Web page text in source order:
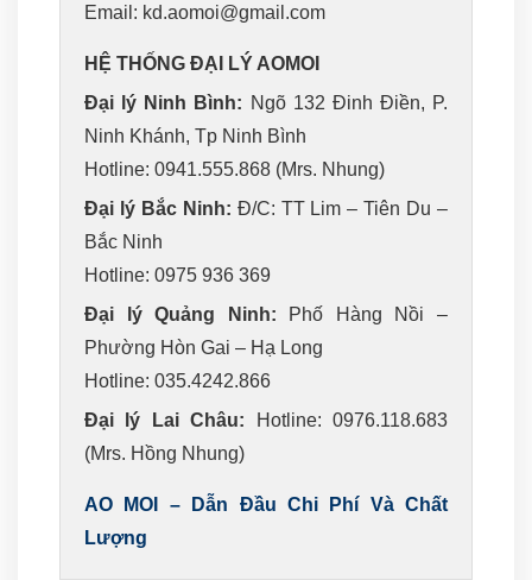
Email: kd.aomoi@gmail.com
HỆ THỐNG ĐẠI LÝ AOMOI
Đại lý Ninh Bình: Ngõ 132 Đinh Điền, P.
Ninh Khánh, Tp Ninh Bình
Hotline: 0941.555.868 (Mrs. Nhung)
Đại lý Bắc Ninh: Đ/C: TT Lim – Tiên Du –
Bắc Ninh
Hotline: 0975 936 369
Đại lý Quảng Ninh: Phố Hàng Nồi –
Phường Hòn Gai – Hạ Long
Hotline: 035.4242.866
Đại lý Lai Châu: Hotline: 0976.118.683
(Mrs. Hồng Nhung)
AO MOI – Dẫn Đầu Chi Phí Và Chất
Lượng